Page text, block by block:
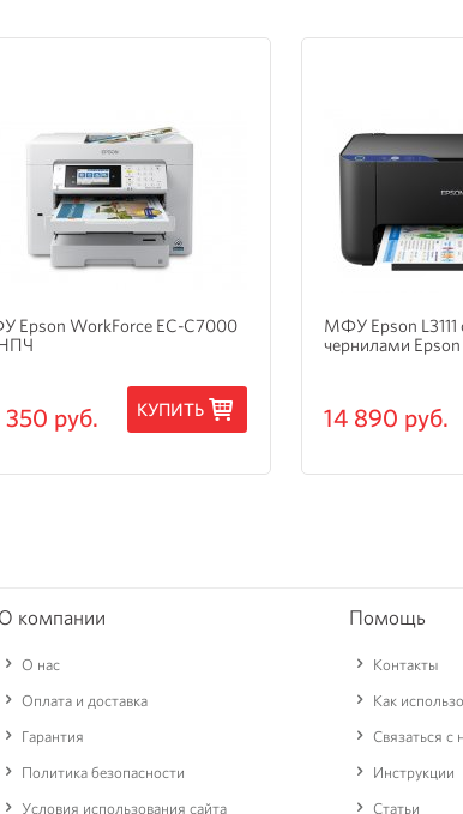
Epson WorkForce EC-C7000
350 руб. КУПИТЬ
МФУ Epson
чернилами Epson
14 890 руб.
О компании
О нас
Оплата и доставка
Гарантия
Политика безопасности
Условия использования сайта
Помощь
Контакты
Как
Связаться с
Инструкции
Статьи